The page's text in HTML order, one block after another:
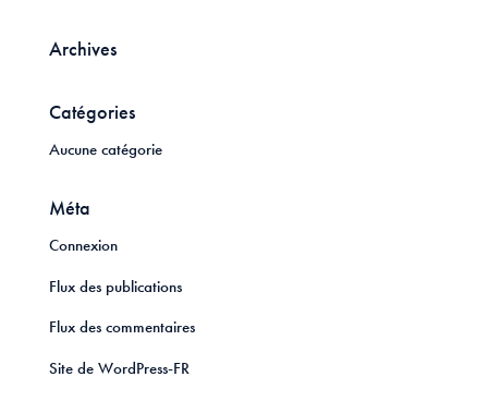
Archives
Catégories
Aucune catégorie
Méta
Connexion
Flux des publications
Flux des commentaires
Site de WordPress-FR